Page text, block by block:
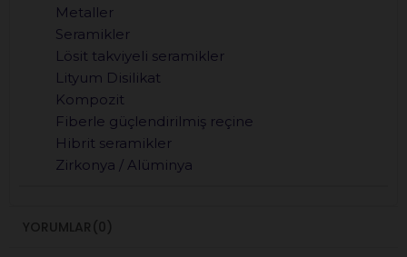
Metaller
Seramikler
Lösit takviyeli seramikler
Lityum Disilikat
Kompozit
Fiberle güçlendirilmiş reçine
Hibrit seramikler
Zirkonya / Alüminya
YORUMLAR (0)